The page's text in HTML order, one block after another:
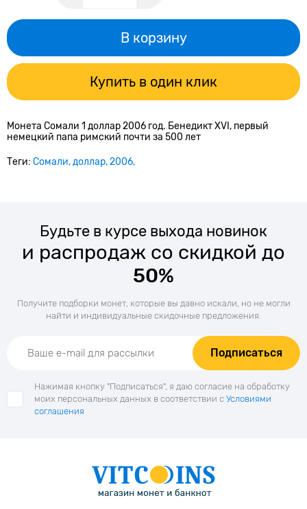
В корзину
Купить в один клик
Монета Сомали 1 доллар 2006 год. Бенедикт XVI, первый
немецкий папа римский почти за 500 лет
Теги: Сомали доллар 2006
Будьте в курсе выхода новинок
и распродаж со скидкой до
50%
Получите подборки монет, которые вы давно искали, но не могли
найти и индивидуальные скидочные предложения.
Подписаться
Нажимая кнопку "Подписаться", я даю согласие на обработку
моих персональных данных в соответствии с Условиями
соглашения